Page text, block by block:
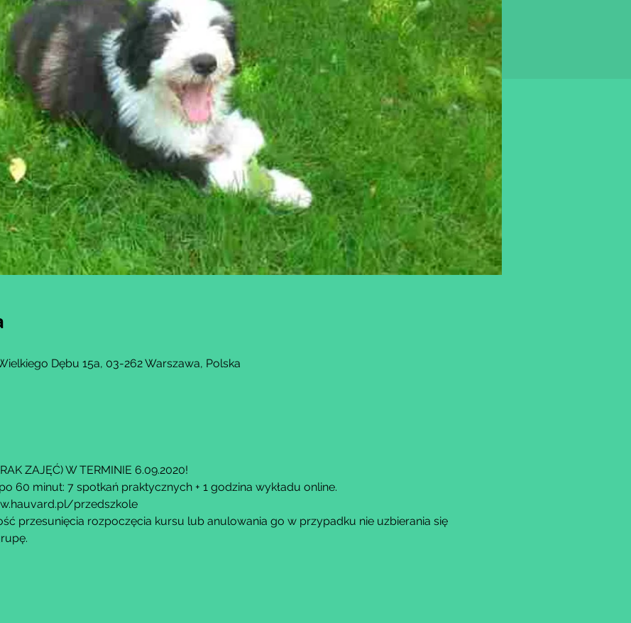
Dębu 15a, 03-262 Warszawa, Polska
ZAJĘĆ) W TERMINIE 6.09.2020!
60 minut: 7 spotkań praktycznych + 1 godzina wykładu online.
przedszkole
przesunięcia rozpoczęcia kursu lub anulowania go w przypadku nie uzbierania się